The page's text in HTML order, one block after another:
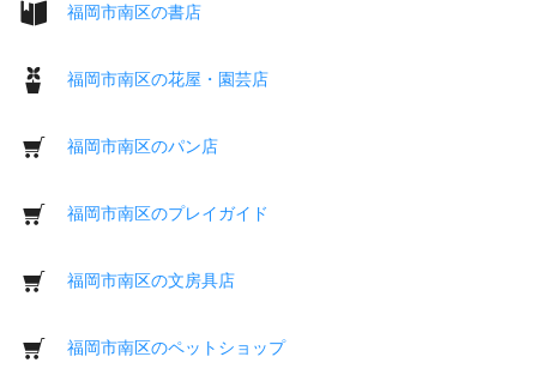
福岡市南区の書店
福岡市南区の花屋・園芸店
福岡市南区のパン店
福岡市南区のプレイガイド
福岡市南区の文房具店
福岡市南区のペットショップ